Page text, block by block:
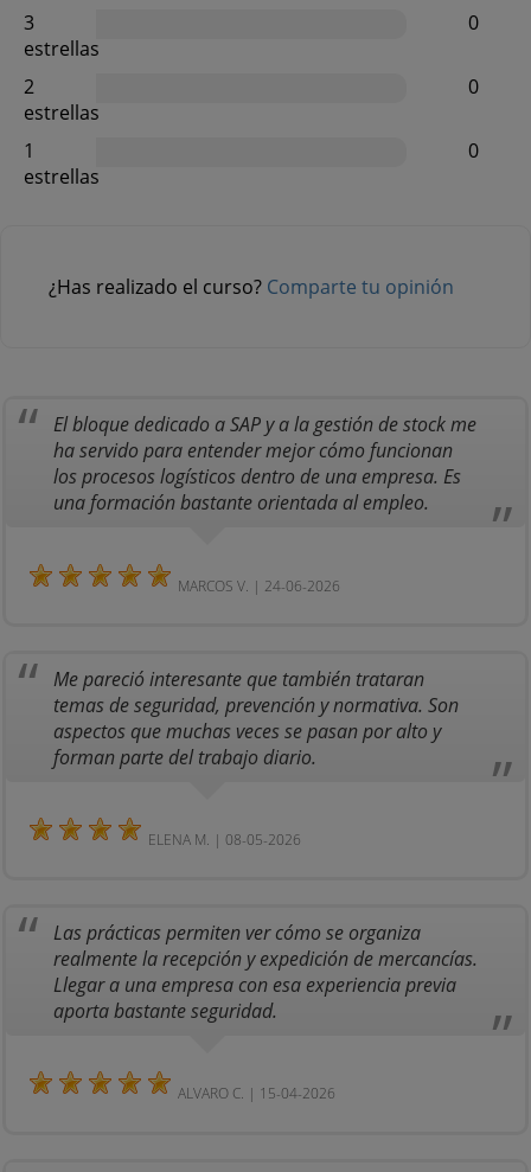
3
estrellas
0
2
estrellas
0
1
estrellas
0
¿Has realizado el curso? Comparte tu opinión
El bloque dedicado a SAP y a la gestión de stock me
ha servido para entender mejor cómo funcionan
los procesos logísticos dentro de una empresa. Es
una formación bastante orientada al empleo.
MARCOS V. | 24-06-2026
Me pareció interesante que también trataran
temas de seguridad, prevención y normativa. Son
aspectos que muchas veces se pasan por alto y
forman parte del trabajo diario.
ELENA M. | 08-05-2026
Las prácticas permiten ver cómo se organiza
realmente la recepción y expedición de mercancías.
Llegar a una empresa con esa experiencia previa
aporta bastante seguridad.
ALVARO C. | 15-04-2026